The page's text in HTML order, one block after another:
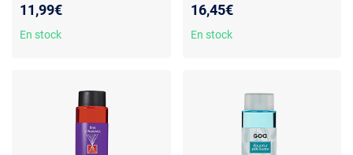
GOATIER #28
11,99€
En stock
16,45€
En stock